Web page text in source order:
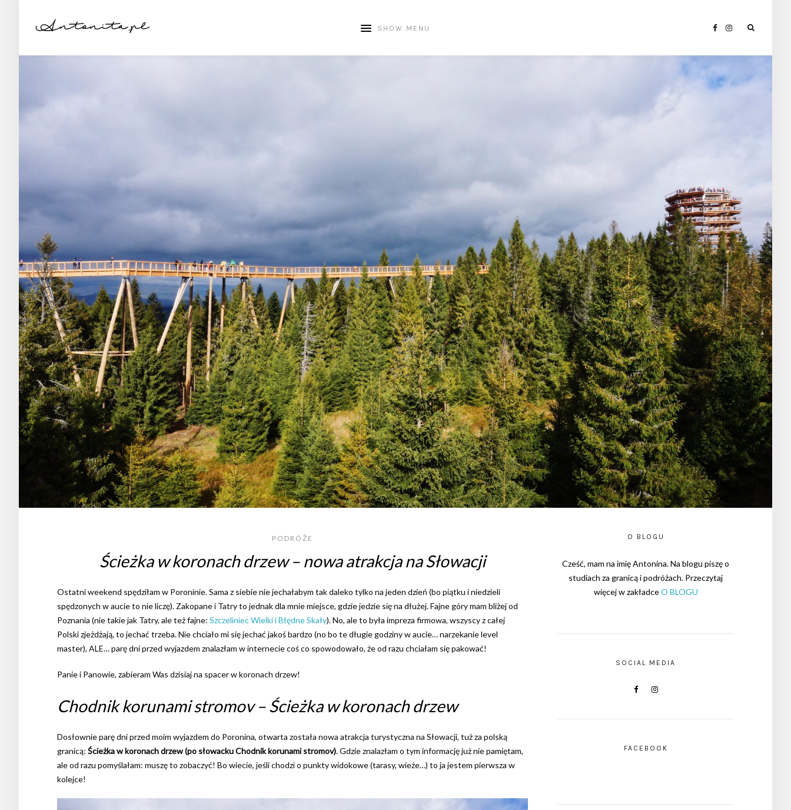
Antonita.pl SHOW MENU
PODRÓŻE
Ścieżka w koronach drzew – nowa atrakcja na Słowacji
Ostatni weekend spędziłam w Poroninie. Sama z siebie nie jechałabym tak daleko tylko na jeden dzień (bo piątku i niedzieli
spędzonych w aucie to nie liczę). Zakopane i Tatry to jednak dla mnie miejsce, gdzie jedzie się na dłużej. Fajne góry mam bliżej od
Poznania (nie takie jak Tatry, ale też fajne: Szczeliniec Wielki i Błędne Skały). No, ale to była impreza firmowa, wszyscy z całej
Polski zjeżdżają, to jechać trzeba. Nie chciało mi się jechać jakoś bardzo (no bo te długie godziny w aucie… narzekanie level
master), ALE… parę dni przed wyjazdem znalazłam w internecie coś co spowodowało, że od razu chciałam się pakować!
Panie i Panowie, zabieram Was dzisiaj na spacer w koronach drzew!
Chodnik korunami stromov – Ścieżka w koronach drzew
Dosłownie parę dni przed moim wyjazdem do Poronina, otwarta została nowa atrakcja turystyczna na Słowacji, tuż za polską
granicą: Ścieżka w koronach drzew (po słowacku Chodnik korunami stromov). Gdzie znalazłam o tym informację już nie pamiętam,
ale od razu pomyślałam: muszę to zobaczyć! Bo wiecie, jeśli chodzi o punkty widokowe (tarasy, wieże…) to ja jestem pierwsza w
kolejce!
O BLOGU
Cześć, mam na imię Antonina. Na blogu piszę o
studiach za granicą i podróżach. Przeczytaj
więcej w zakładceO BLOGU
SOCIAL MEDIA
FACEBOOK